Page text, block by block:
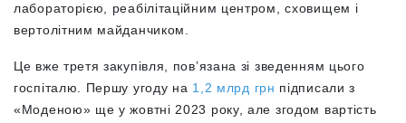
лабораторією, реабілітаційним центром, сховищем і
вертолітним майданчиком.
Це вже третя закупівля, пов’язана зі зведенням цього
госпіталю. Першу угоду на 1,2 млрд грн підписали з
«Моденою» ще у жовтні 2023 року, але згодом вартість